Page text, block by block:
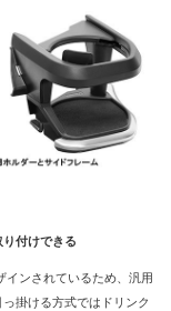
付けできる
インされているため、汎用
掛ける方式ではドリンク